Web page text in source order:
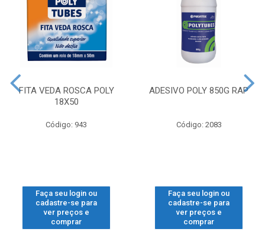
FITA VEDA ROSCA POLY
18X50
Código: 943
Faça seu login ou
cadastre-se para
ver preços e
comprar
ADESIVO POLY 850G RAP
Código: 2083
Faça seu login ou
cadastre-se para
ver preços e
comprar